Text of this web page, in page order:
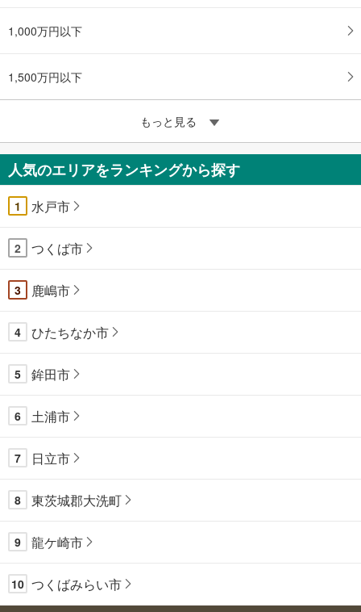
1,000万円以下
1,500万円以下
もっと見る
人気のエリアをランキングから探す
1 水戸市
2 つくば市
3 鹿嶋市
4 ひたちなか市
5 鉾田市
6 土浦市
7 日立市
8 東茨城郡大洗町
9 龍ケ崎市
10 つくばみらい市